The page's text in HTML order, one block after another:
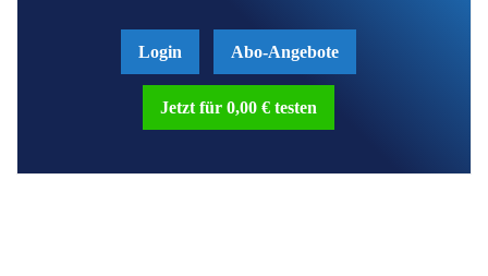
Login Abo-Angebote
Jetzt für 0,00 € testen